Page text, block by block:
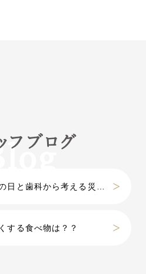
フブログ
日と歯科から考える災害』
する食べ物は？？